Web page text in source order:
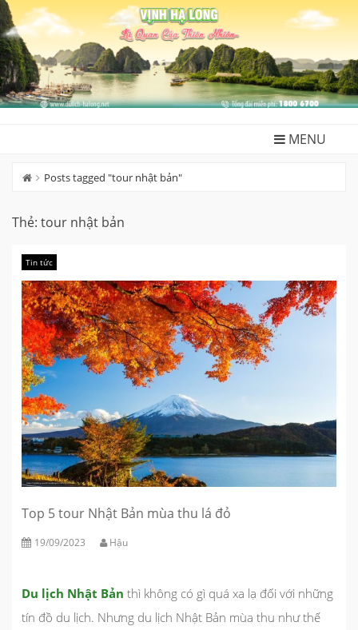
Skip
to
content
MENU
Posts tagged "tour nhật bản"
Thẻ: tour nhật bản
Tin tức
Top 5 tour Nhật Bản mùa thu lá đỏ
19/09/2023 Hậu
Du lịch Nhật Bản thì không có gì quá xa lạ đối với những
tín đồ du lịch. Nhưng du lịch Nhật Bản mùa thu như thế